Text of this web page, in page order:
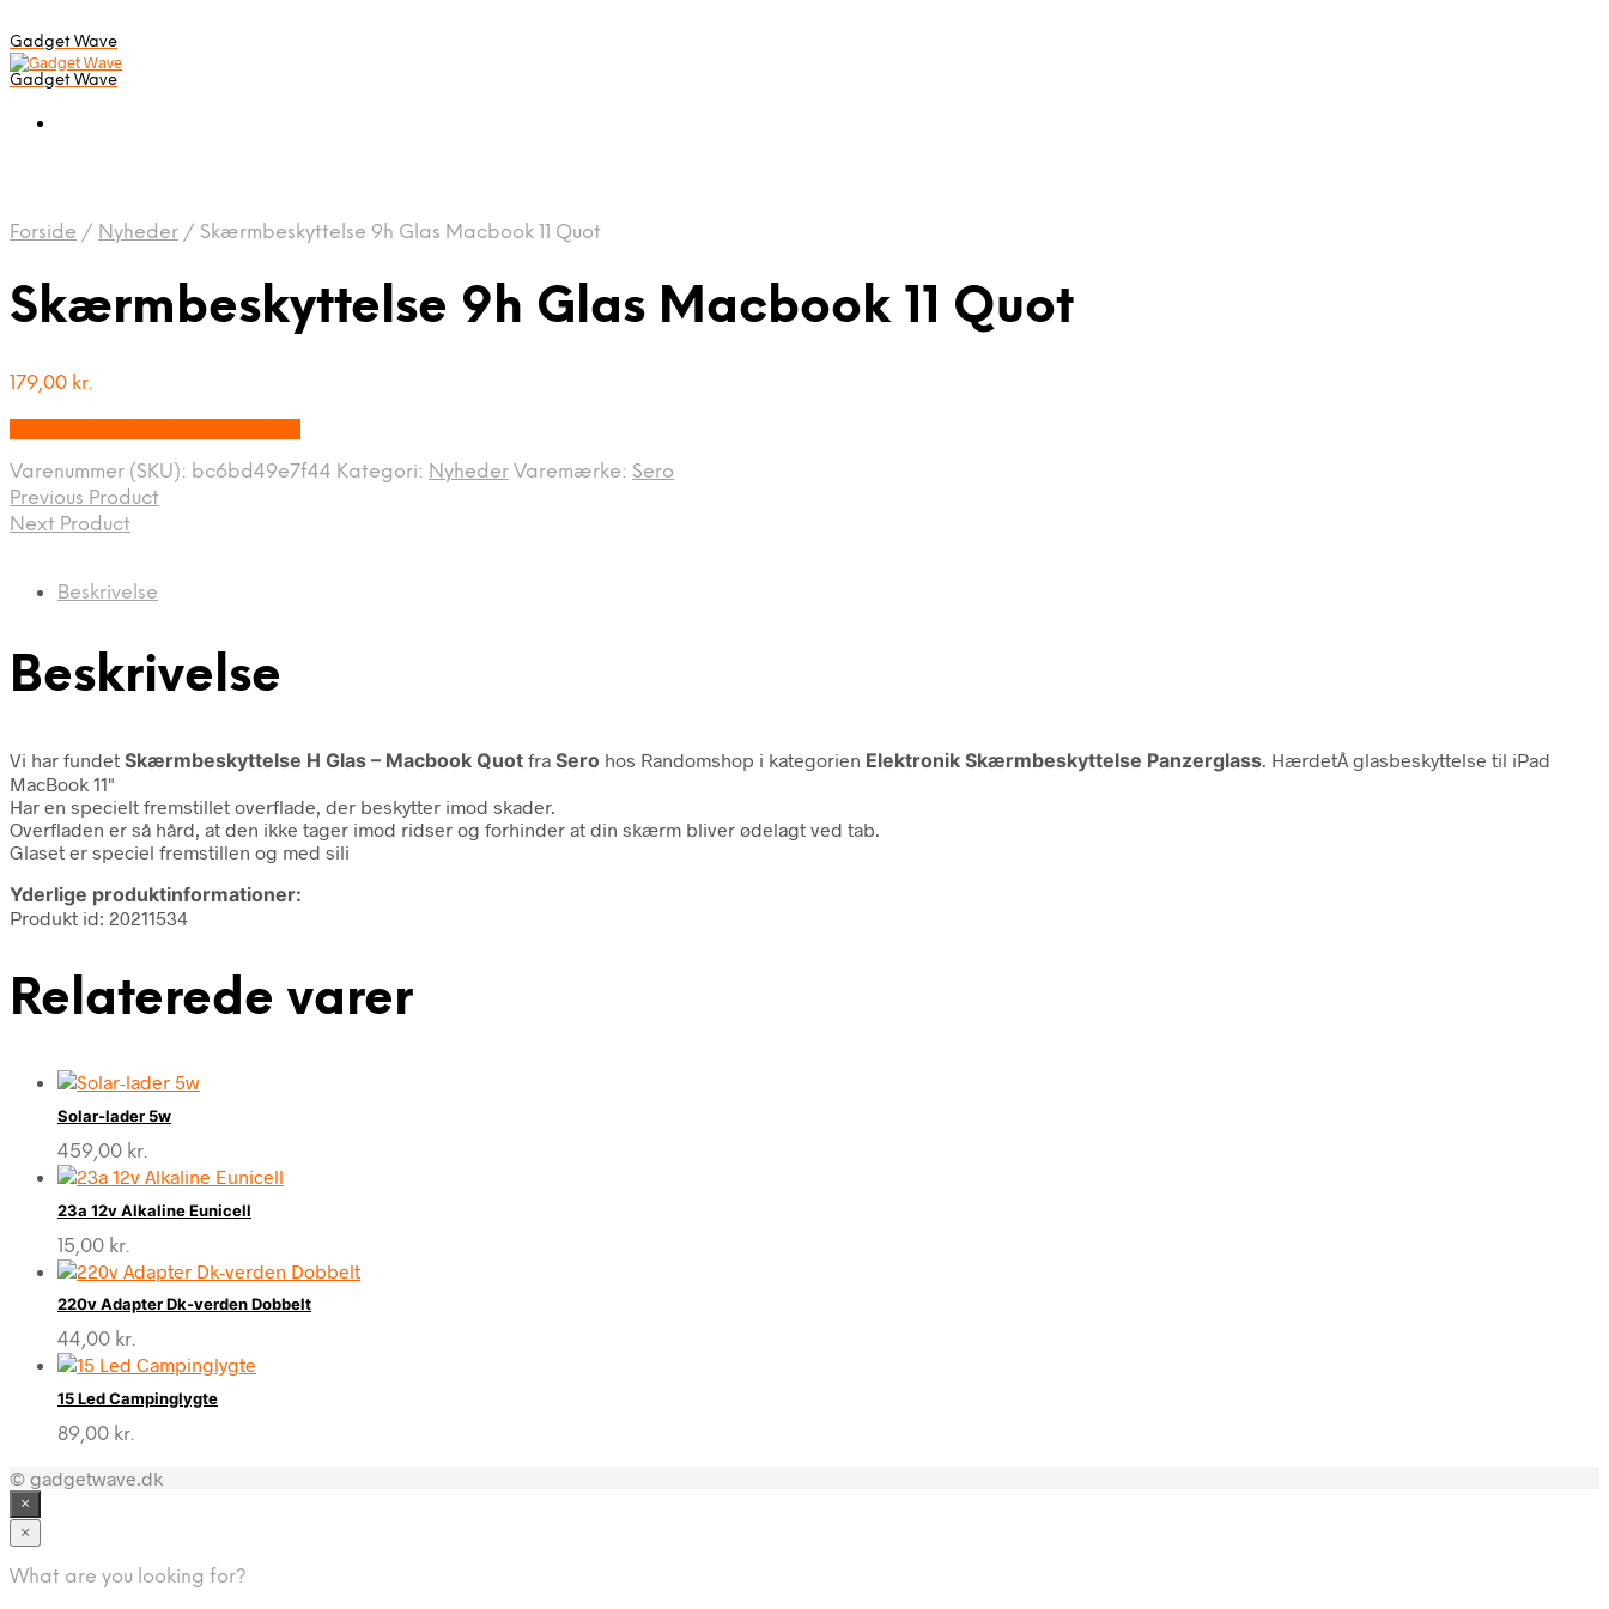
Gadget Wave
Gadget Wave
Forside / Nyheder / Skærmbeskyttelse 9h Glas Macbook 11 Quot
Skærmbeskyttelse 9h Glas Macbook 11 Quot
179,00 kr.
Varenummer (SKU): bc6bd49e7f44 Kategori: Nyheder Varemærke: Sero
Previous Product
Next Product
Beskrivelse
Beskrivelse
Vi har fundet Skærmbeskyttelse H Glas – Macbook Quot fra Sero hos Randomshop i kategorien Elektronik Skærmbeskyttelse Panzerglass . HærdetÂ glasbeskyttelse til iPad
MacBook 11"
Har en specielt fremstillet overflade, der beskytter imod skader.
Overfladen er så hård, at den ikke tager imod ridser og forhinder at din skærm bliver ødelagt ved tab.
Glaset er speciel fremstillen og med sili
Yderlige produktinformationer:
Produkt id: 20211534
Relaterede varer
Solar-lader 5w
459,00 kr.
23a 12v Alkaline Eunicell
15,00 kr.
220v Adapter Dk-verden Dobbelt
44,00 kr.
15 Led Campinglygte
89,00 kr.
© gadgetwave.dk
×
×
What are you looking for?